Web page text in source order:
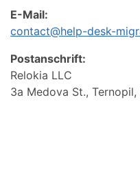
E-Mail:
contact@help-desk-
Postanschrift:
Relokia LLC
3a Medova St.,